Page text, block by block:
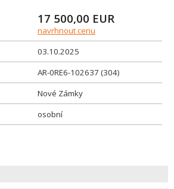
17 500,00 EUR
navrhnout cenu
03.10.2025
AR-0RE6-102637 (304)
Nové Zámky
osobní